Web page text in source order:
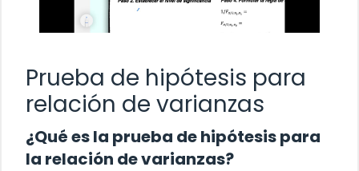
Prueba de hipótesis para
relación de varianzas
¿Qué es la prueba de hipótesis para
la relación de varianzas?